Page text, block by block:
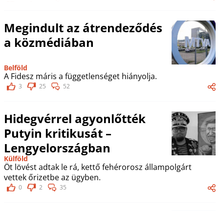
Megindult az átrendeződés
a közmédiában
Belföld
A Fidesz máris a függetlenséget hiányolja.
3 25 52
Hidegvérrel agyonlőtték
Putyin kritikusát –
Lengyelországban
Külföld
Öt lövést adtak le rá, kettő fehérorosz állampolgárt
vettek őrizetbe az ügyben.
0 2 35